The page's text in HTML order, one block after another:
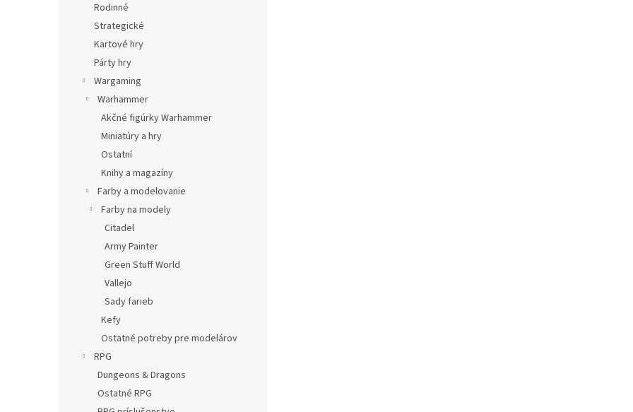
Rodinné
Strategické
Kartové hry
Párty hry
Wargaming
Warhammer
Akčné figúrky Warhammer
Miniatúry a hry
Ostatní
Knihy a magazíny
Farby a modelovanie
Farby na modely
Citadel
Army Painter
Green Stuff World
Vallejo
Sady farieb
Kefy
Ostatné potreby pre modelárov
RPG
Dungeons & Dragons
Ostatné RPG